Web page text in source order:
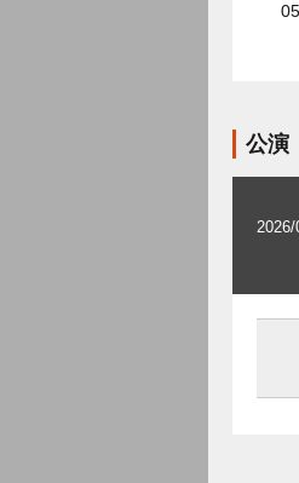
公演
2026/